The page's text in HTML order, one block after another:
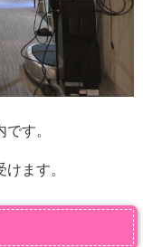
す。
ます。